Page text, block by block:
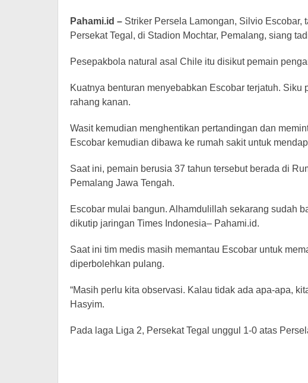
Pahami.id – Striker Persela Lamongan, Silvio Escobar,
Persekat Tegal, di Stadion Mochtar, Pemalang, siang
Pesepakbola natural asal Chile itu disikut pemain
Kuatnya benturan menyebabkan Escobar terjatuh.
rahang kanan.
Wasit kemudian menghentikan pertandingan dan
Escobar kemudian dibawa ke rumah sakit untuk
Saat ini, pemain berusia 37 tahun tersebut berada di
Pemalang Jawa Tengah.
Escobar mulai bangun. Alhamdulillah sekarang sudah
dikutip jaringan Times Indonesia– Pahami.id.
Saat ini tim medis masih memantau Escobar untuk
diperbolehkan pulang.
“Masih perlu kita observasi. Kalau tidak ada apa-apa,
Hasyim.
Pada laga Liga 2, Persekat Tegal unggul 1-0 atas